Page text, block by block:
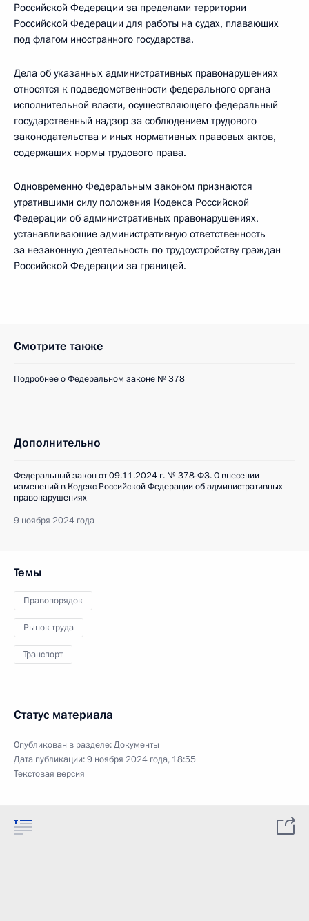
Российской Федерации за пределами территории
Российской Федерации для работы на судах, плавающих
под флагом иностранного государства.
Дела об указанных административных правонарушениях
относятся к подведомственности федерального органа
исполнительной власти, осуществляющего федеральный
государственный надзор за соблюдением трудового
законодательства и иных нормативных правовых актов,
содержащих нормы трудового права.
Одновременно Федеральным законом признаются
утратившими силу положения Кодекса Российской
Федерации об административных правонарушениях,
устанавливающие административную ответственность
за незаконную деятельность по трудоустройству граждан
Российской Федерации за границей.
Смотрите также
Подробнее о Федеральном законе № 378
Дополнительно
Федеральный закон от 09.11.2024 г. № 378-ФЗ. О внесении
изменений в Кодекс Российской Федерации об административных
правонарушениях
9 ноября 2024 года
Темы
Правопорядок
Рынок труда
Транспорт
Статус материала
Опубликован в разделе:Документы
Дата публикации:9 ноября 2024 года, 18:55
Текстовая версия